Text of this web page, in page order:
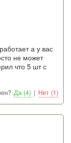
а у вас
не может
что 5 шт с
Да (4) | Нет (1)